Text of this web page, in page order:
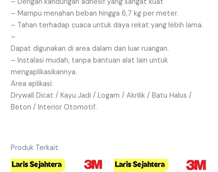
– Dengan kandungan adhesif yang sangat kuat
– Mampu menahan beban hingga 6,7 ​​kg per meter.
– Tahan terhadap cuaca untuk daya rekat yang lebih lama.
–
Dapat digunakan di area dalam dan luar ruangan.
– Instalasi mudah, tanpa bantuan alat lain untuk
mengaplikasikannya.
Area aplikasi:
Drywall Dicat / Kayu Jadi / Logam / Akrilik / Batu Halus /
Beton / Interior Otomotif.
Produk Terkait